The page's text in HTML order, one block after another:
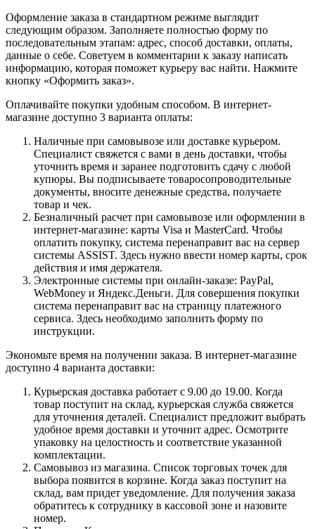
Оформление заказа в стандартном режиме выглядит
следующим образом. Заполняете полностью форму по
последовательным этапам: адрес, способ доставки, оплаты,
данные о себе. Советуем в комментарии к заказу написать
информацию, которая поможет курьеру вас найти. Нажмите
кнопку «Оформить заказ».
Оплачивайте покупки удобным способом. В интернет-
магазине доступно 3 варианта оплаты:
Наличные при самовывозе или доставке курьером.
Специалист свяжется с вами в день доставки, чтобы
уточнить время и заранее подготовить сдачу с любой
купюры. Вы подписываете товаросопроводительные
документы, вносите денежные средства, получаете
товар и чек.
Безналичный расчет при самовывозе или оформлении в
интернет-магазине: карты Visa и MasterCard. Чтобы
оплатить покупку, система перенаправит вас на сервер
системы ASSIST. Здесь нужно ввести номер карты, срок
действия и имя держателя.
Электронные системы при онлайн-заказе: PayPal,
WebMoney и Яндекс.Деньги. Для совершения покупки
система перенаправит вас на страницу платежного
сервиса. Здесь необходимо заполнить форму по
инструкции.
Экономьте время на получении заказа. В интернет-магазине
доступно 4 варианта доставки:
Курьерская доставка работает с 9.00 до 19.00. Когда
товар поступит на склад, курьерская служба свяжется
для уточнения деталей. Специалист предложит выбрать
удобное время доставки и уточнит адрес. Осмотрите
упаковку на целостность и соответствие указанной
комплектации.
Самовывоз из магазина. Список торговых точек для
выбора появится в корзине. Когда заказ поступит на
склад, вам придет уведомление. Для получения заказа
обратитесь к сотруднику в кассовой зоне и назовите
номер.